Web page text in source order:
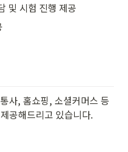
및 시험 진행 제공
사, 홈쇼핑, 소셜커머스 등
공해드리고 있습니다.